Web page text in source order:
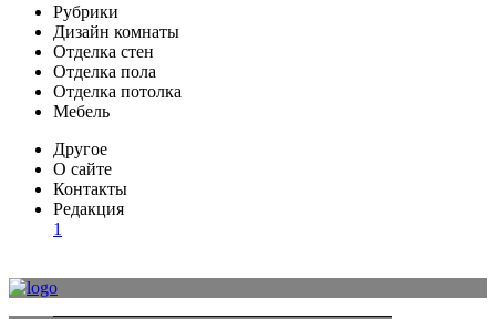
Рубрики
Дизайн комнаты
Отделка стен
Отделка пола
Отделка потолка
Мебель
Другое
О сайте
Контакты
Редакция
1